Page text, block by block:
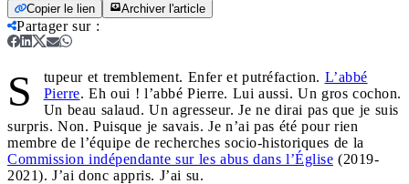
Copier le lien Archiver l'article
Partager sur:
S tupeur et tremblement. Enfer et putréfaction. L’abbé
Pierre. Eh oui ! l’abbé Pierre. Lui aussi. Un gros cochon.
Un beau salaud. Un agresseur. Je ne dirai pas que je suis
surpris. Non. Puisque je savais. Je n’ai pas été pour rien
membre de l’équipe de recherches socio-historiques de la
Commission indépendante sur les abus dans l’Église (2019-
2021). J’ai donc appris. J’ai su.